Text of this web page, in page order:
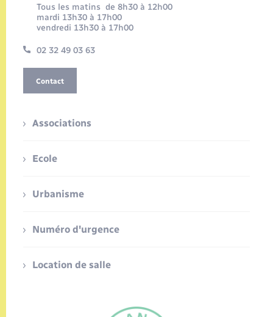
Tous les matins de 8h30 à 12h00
mardi 13h30 à 17h00
vendredi 13h30 à 17h00
02 32 49 03 63
Contact
Associations
Ecole
Urbanisme
Numéro d'urgence
Location de salle